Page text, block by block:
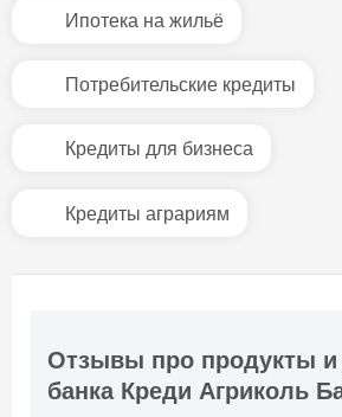
Ипотека на жильё
Потребительские кредиты
Кредиты для бизнеса
Кредиты аграриям
Отзывы про продукты и
банка Креди Агриколь